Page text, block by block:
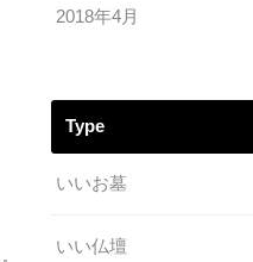
2018年4月
Type
いいお墓
いい仏壇